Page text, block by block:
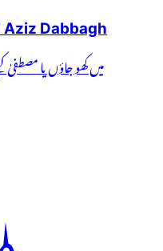
Aziz Dabbagh
میں کھو جاؤں یا مصطفیٰ